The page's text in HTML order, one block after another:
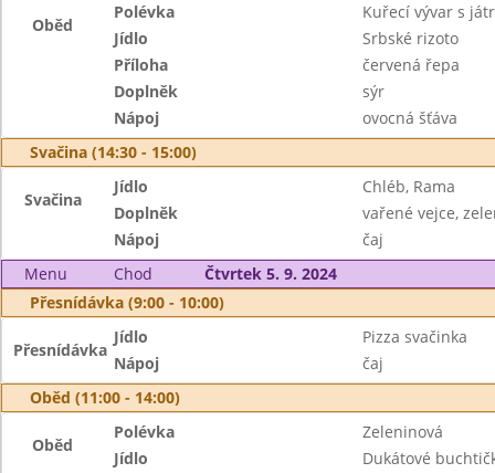
Oběd
Polévka
Kuřecí vývar s
Jídlo
Srbské rizoto
Příloha
červená řepa
Doplněk
sýr
Nápoj
ovocná šťáva
Svačina (14:30 - 15:00)
Svačina
Jídlo
Chléb, Rama
Doplněk
vařené vejce,
Nápoj
čaj
Menu
Chod
Čtvrtek 5. 9. 2024
Přesnídávka (9:00 - 10:00)
Přesnídávka
Jídlo
Pizza svačinka
Nápoj
čaj
Oběd (11:00 - 14:00)
Oběd
Polévka
Zeleninová
Jídlo
Dukátové